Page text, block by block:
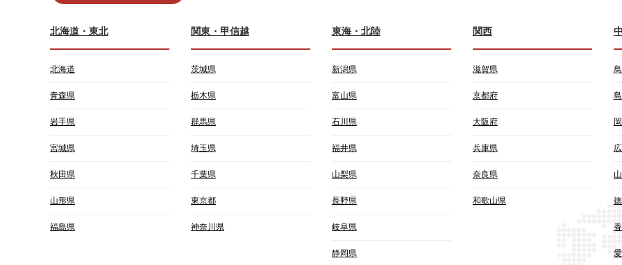
北海道・東北
北海道
青森県
岩手県
宮城県
秋田県
山形県
福島県
関東・甲信越
茨城県
栃木県
群馬県
埼玉県
千葉県
東京都
神奈川県
東海・北陸
新潟県
富山県
石川県
福井県
山梨県
長野県
岐阜県
静岡県
関西
滋賀県
京都府
大阪府
兵庫県
奈良県
和歌山県